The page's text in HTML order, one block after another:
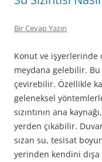
Bir Cevap Yazın
Konut ve işyerlerinde
meydana gelebilir. Bu
çevirebilir. Özellikle
geleneksel
sızıntının ana
yerden çıkabilir.
sızan su, tesisat
yerinden kendini